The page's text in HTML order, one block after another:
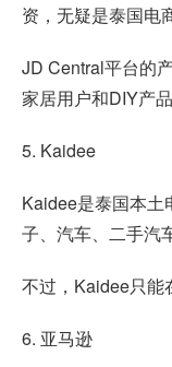
资，无疑是泰国电
JD Central平台的
家居用户和DIY产
5. Kaidee
Kaidee是泰国本土
子、汽车、二手汽
不过，Kaidee只能
6. 亚马逊